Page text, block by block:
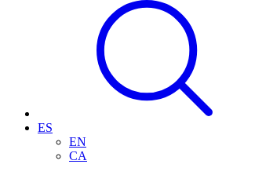
ES
EN
CA